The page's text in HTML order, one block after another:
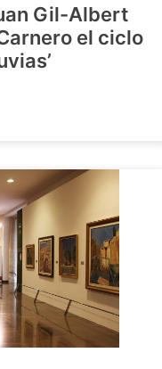
Gil-Albert
el ciclo